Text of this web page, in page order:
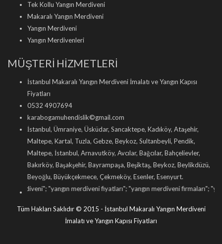
Tek Kollu Yangın Merdiveni
Makaralı Yangın Merdiveni
Yangın Merdiveni
Yangın Merdivenleri
MÜŞTERİ HİZMETLERİ
İstanbul Makaralı Yangın Merdiveni İmalatı ve Yangın Kapısı
Fiyatları
0532 4907694
karabogamuhendislik©gmail.com
İstanbul, Ümraniye, Üsküdar, Sancaktepe, Kadıköy, Ataşehir,
Maltepe, Kartal, Tuzla, Gebze, Beykoz, Sultanbeyli, Pendik,
Maltepe, İstanbul, Arnavutköy, Avcılar, Bağcılar, Bahçelievler,
Bakırköy, Başakşehir, Bayrampaşa, Beşiktaş, Beykoz, Beylikdüzü,
Beyoğlu, Büyükçekmece, Çekmeköy, Esenler, Esenyurt.
yangın merdiveni fiyatları"; "yangın merdiveni firmaları"; "yangın merdiveni
Tüm Hakları Saklıdır © 2015 - İstanbul Makaralı Yangın Merdiveni
İmalatı ve Yangın Kapısı Fiyatları